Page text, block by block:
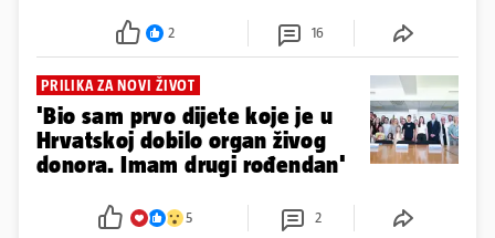
2 16
PRILIKA ZA NOVI ŽIVOT
'Bio sam prvo dijete koje je u
Hrvatskoj dobilo organ živog
donora. Imam drugi rođendan'
5 2